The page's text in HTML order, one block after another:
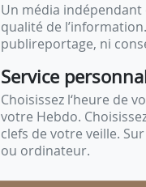
Un média
qualité de
publireportage, ni
Service
Choisissez l‘heure de
votre Hebdo.
clefs de votre veille.
ou ordinateur.